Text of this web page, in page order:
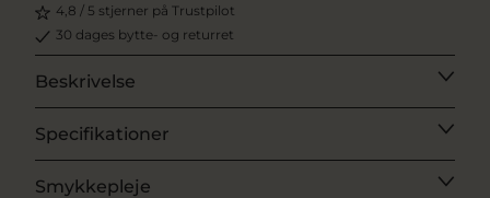
4,8 / 5 stjerner på Trustpilot
30 dages bytte- og returret
Beskrivelse
Specifikationer
Smykkepleje